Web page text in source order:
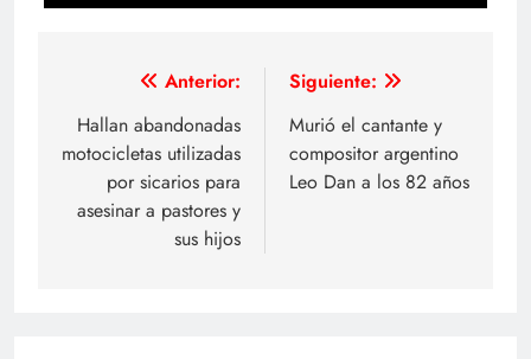
Navegación
de
entradas
Anterior:
Hallan abandonadas
motocicletas utilizadas
por sicarios para
asesinar a pastores y
sus hijos
Siguiente:
Murió el cantante y
compositor argentino
Leo Dan a los 82 años